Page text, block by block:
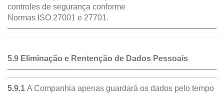
controles de segurança conforme
Normas ISO 27001 e 27701.
5.9 Eliminação e Rentenção de Dados Pessoais
5.9.1 A Companhia apenas guardará os dados pelo tempo